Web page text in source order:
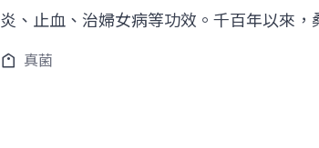
炎、止血、治婦女病等功效。千百年以來，
真菌